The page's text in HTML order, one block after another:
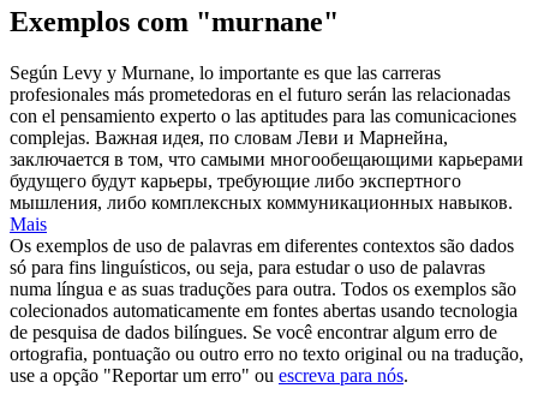
Exemplos com "murnane"
Según Levy y Murnane, lo importante es que las carreras
profesionales más prometedoras en el futuro serán las relacionadas
con el pensamiento experto o las aptitudes para las comunicaciones
complejas. Важная идея, по словам Леви и Марнейна,
заключается в том, что самыми многообещающими карьерами
будущего будут карьеры, требующие либо экспертного
мышления, либо комплексных коммуникационных навыков.
Mais
Os exemplos de uso de palavras em diferentes contextos são dados
só para fins linguísticos, ou seja, para estudar o uso de palavras
numa língua e as suas traduções para outra. Todos os exemplos são
colecionados automaticamente em fontes abertas usando tecnologia
de pesquisa de dados bilíngues. Se você encontrar algum erro de
ortografia, pontuação ou outro erro no texto original ou na tradução,
use a opção "Reportar um erro" ou escreva para nós.